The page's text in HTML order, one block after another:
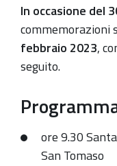
cippi
2023-
02-
26T09:30:00+01:00
2023-
02-
In occasione del
commemorazioni
febbraio 2023,
seguito.
ore 9.30
San Tomaso